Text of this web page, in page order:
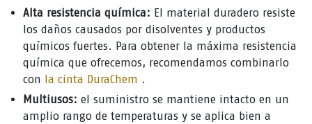
Alta resistencia química: El material duradero resiste
los daños causados ​​por disolventes y productos
químicos fuertes. Para obtener la máxima resistencia
química que ofrecemos, recomendamos combinarlo
con la cinta DuraChem .
Multiusos: el suministro se mantiene intacto en un
amplio rango de temperaturas y se aplica bien a